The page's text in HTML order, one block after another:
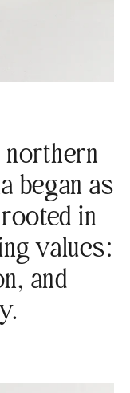
began as
in
values:
and